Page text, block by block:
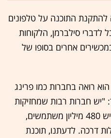
להתקנת התוכנה על טלפונים
לדברי סילברמן, הלקוחות
אחרים בסופו של
רואה בחברות כמו פרינג
"יש חברות רבות שמחזיקות
תוכנות תקשורת, אבל לסקייפ יש 480 מיליון משתמשים,
דרכה. לדעתנו, תוכנת